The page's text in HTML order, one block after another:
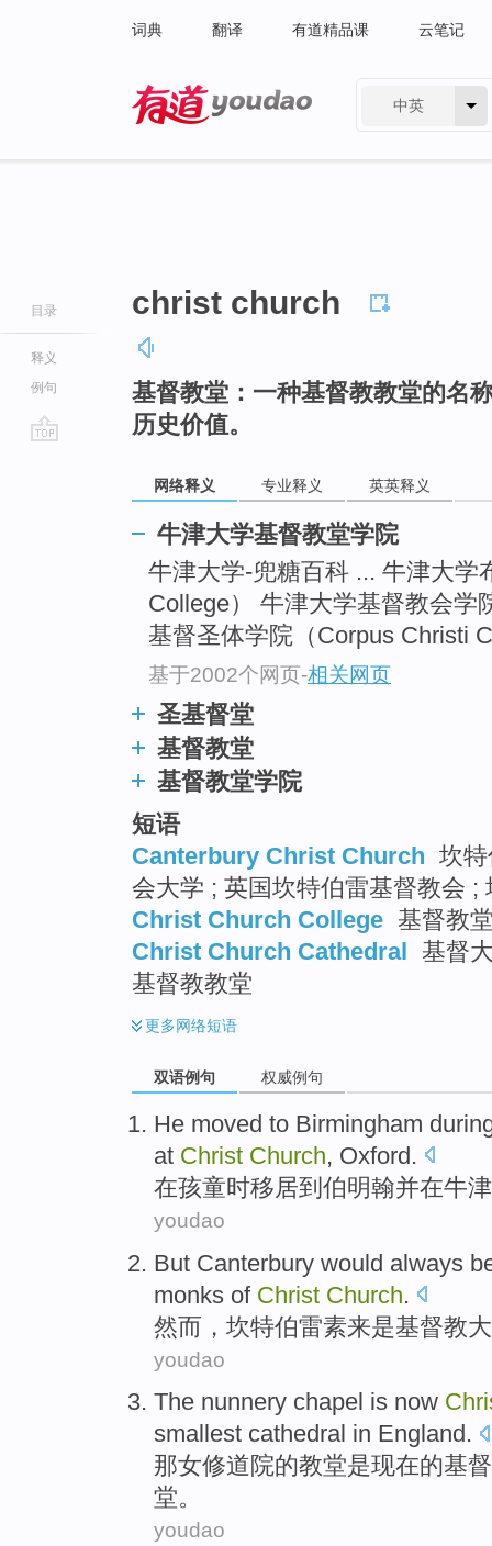
词典 翻译 有道精品课 云笔记
中英
目录
释义
例句
christ church
基督教堂：一种基督教教堂的名
历史价值。
网络释义 专业释义 英英释义
牛津大学基督教堂学院
牛津大学-兜糖百科 ... 牛津大学
College） 牛津大学基督教会学
基督圣体学院（Corpus Christi
基于2002个网页-相关网页
圣基督堂
基督教堂
基督教堂学院
短语
Canterbury Christ Church 坎
会大学 ; 英国坎特伯雷基督教会 ;
Christ Church College 基督教
Christ Church Cathedral 基督
基督教教堂
更多网络短语
双语例句 权威例句
He moved to Birmingham
at Christ Church, Oxford.
在孩童时移居到 伯明翰并在牛津
youdao
But Canterbury would always
monks of Christ Church.
然而 ， 坎特伯雷素来是基督教
youdao
The nunnery chapel is now
smallest cathedral in England.
那女修道院的教堂是现在的基
堂。
youdao